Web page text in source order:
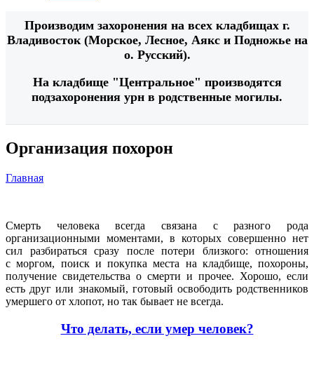
Производим захоронения на всех кладбищах г.
Владивосток (Морское, Лесное, Аякс и Подножье на
о. Русский).
На кладбище "Центральное" производятся
подзахоронения урн в родственные могилы.
Организация похорон
Главная
Смерть человека всегда связана с разного рода
организационными моментами, в которых совершенно нет
сил разбираться сразу после потери близкого: отношения
с моргом, поиск и покупка места на кладбище, похороны,
получение свидетельства о смерти и прочее. Хорошо, если
есть друг или знакомый, готовый освободить родственников
умершего от хлопот, но так бывает не всегда.
Что делать, если умер человек?